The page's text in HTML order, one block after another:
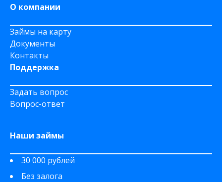
О компании
Займы на карту
Документы
Контакты
Поддержка
Задать вопрос
Вопрос-ответ
Наши займы
30 000 рублей
Без залога